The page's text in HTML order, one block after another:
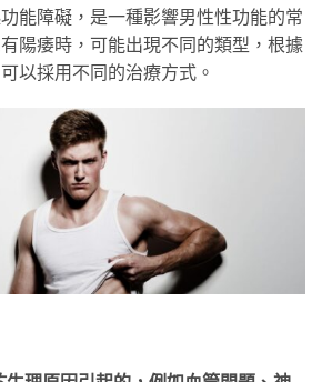
能障礙，是一種影響男性性功能的常
陽痿時，可能出現不同的類型，根據
以採用不同的治療方式。